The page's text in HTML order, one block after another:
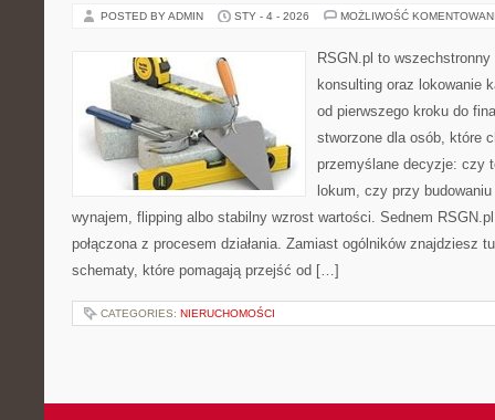
POSTED BY ADMIN STY - 4 - 2026 MOŻLIWOŚĆ
RSGN.pl to
konsulting oraz lokowanie
od pierwszego kroku do
stworzone dla osób, które
przemyślane decyzje: czy
lokum, czy przy
wynajem, flipping albo stabilny wzrost wartości. Sednem
połączona z procesem działania. Zamiast ogólników znajdziesz
schematy, które pomagają przejść od […]
CATEGORIES: NIERUCHOMOŚCI